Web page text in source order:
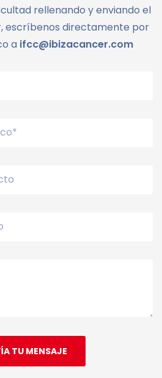
rellenando y enviando el
escríbenos directamente por
a ifcc@ibizacancer.com
TU MENSAJE